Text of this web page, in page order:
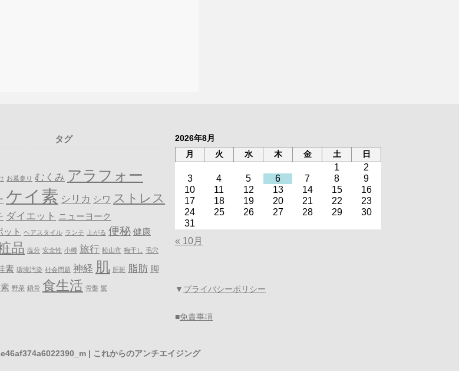
タグ
お墓参り むくみ アラフォー
ケイ素 シリカ シワ ストレス
ダイエット
ニューヨーク
ット
ヘアスタイル ランチ 上がる 便秘 健康
品 塩分 安全性 小樽 旅行 松山市 梅干し 毛穴
素 環境汚染 社会問題 神経 肌 肝斑 脂肪 脚
野菜 鎖骨 食生活 骨盤 髪
2026年8月
月
火 水 木 金 土 日
1
2
3
4 5 6 7 8
9
10
11 12 13 14 15
16
17
18 19 20 21 22
23
24
25 26 27 28 29
30
31
« 10月
▼ プライバシーポリシー
■免責事項
| これからのアンチエイジング